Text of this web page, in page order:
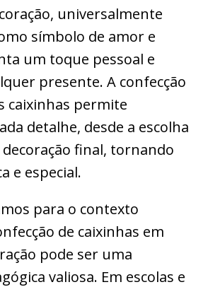
universalmente
símbolo de amor e
um toque pessoal e
presente. A confecção
caixinhas permite
detalhe, desde a escolha
final, tornando
e especial.
para o contexto
de caixinhas em
pode ser uma
valiosa. Em escolas e